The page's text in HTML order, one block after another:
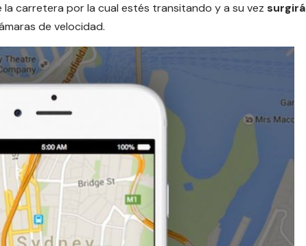
carretera por la cual estés transitando y a su vez surgirá
de velocidad.